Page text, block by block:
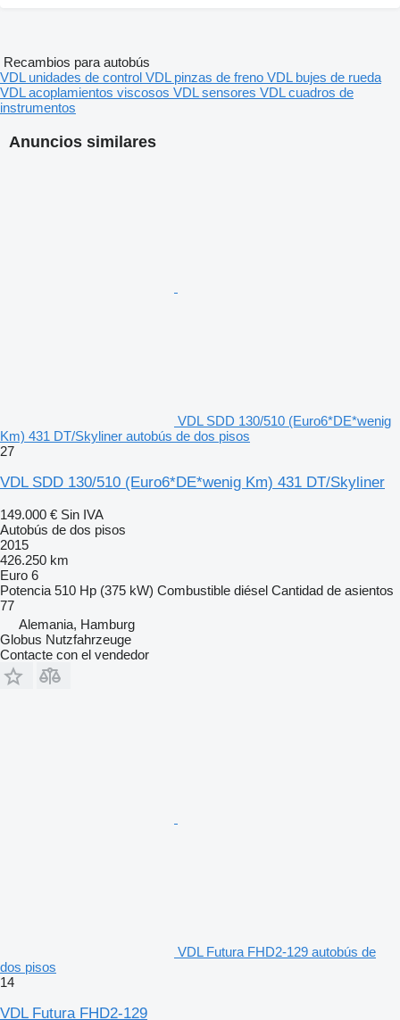
Anuncios similares
VDL SDD 130/510 (Euro6*DE*wenig
Km) 431 DT/Skyliner autobús de dos pisos
27
VDL SDD 130/510 (Euro6*DE*wenig Km) 431 DT/Skyliner
149.000 € Sin IVA
Autobús de dos pisos
2015
426.250 km
Euro 6
Potencia 510 Hp (375 kW) Combustible diésel Cantidad de asientos
77
Alemania, Hamburg
Globus Nutzfahrzeuge
Contacte con el vendedor
VDL Futura FHD2-129 autobús de
dos pisos
14
VDL Futura FHD2-129
Recambios para autobús
VDL unidades de control VDL pinzas de freno VDL bujes de rueda
VDL acoplamientos viscosos VDL sensores VDL cuadros de
instrumentos